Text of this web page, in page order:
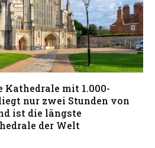
Kathedrale mit 1.000-
nur zwei Stunden von
ist die längste
der Welt